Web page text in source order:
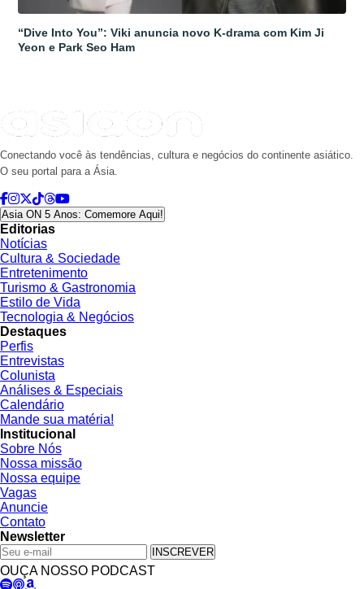
“Dive Into You”: Viki anuncia novo K-drama com Kim Ji
Yeon e Park Seo Ham
Conectando você às tendências, cultura e negócios do continente asiático.
O seu portal para a Ásia.
Asia ON 5 Anos: Comemore Aqui!
Editorias
Notícias
Cultura & Sociedade
Entretenimento
Turismo & Gastronomia
Estilo de Vida
Tecnologia & Negócios
Destaques
Perfis
Entrevistas
Colunista
Análises & Especiais
Calendário
Mande sua matéria!
Institucional
Sobre Nós
Nossa missão
Nossa equipe
Vagas
Anuncie
Contato
Newsletter
INSCREVER
OUÇA NOSSO PODCAST